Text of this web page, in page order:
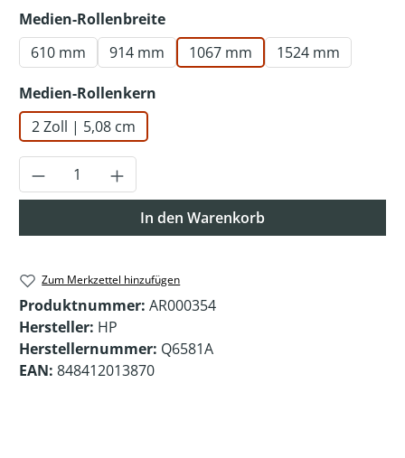
Medien-Rollenbreiteauswählen
610 mm
914 mm 1067 mm 1524 mm
Medien-Rollenkern
2 Zoll | 5,08 cm
Produkt Anzahl: Gib den gewünschten
In den Warenkorb
Zum Merkzettel hinzufügen
Produktnummer: AR000354
Hersteller: HP
Herstellernummer: Q6581A
EAN: 848412013870